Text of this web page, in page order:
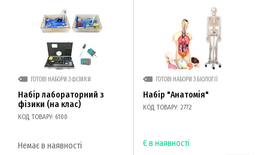
ГОТОВІ НАБОРИ З ФІЗИКИ
Набір лабораторний з
фізики (на клас)
КОД ТОВАРУ: 6100
Немає в наявності
ГОТОВІ НАБОРИ З БІОЛОГІЇ
Набір "Анатомія"
КОД ТОВАРУ: 2772
Є в наявності